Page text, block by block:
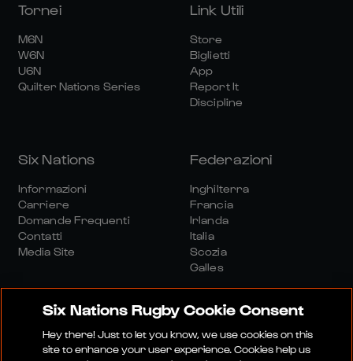
Tornei
M6N
W6N
U6N
Quilter Nations Series
Link Utili
Store
Biglietti
App
Report It
Discipline
Six Nations
Informazioni
Carriere
Domande Frequenti
Contatti
Media Site
Federazioni
Inghilterra
Francia
Irlanda
Italia
Scozia
Galles
Six Nations Rugby Cookie Consent
Hey there! Just to let you know, we use cookies on this
site to enhance your user experience. Cookies help us